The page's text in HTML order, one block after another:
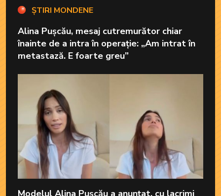
ȘTIRI MONDENE
Alina Pușcău, mesaj cutremurător chiar
înainte de a intra în operație: „Am intrat în
metastază. E foarte greu”
Modelul Alina Pușcău a anunțat, cu lacrimi